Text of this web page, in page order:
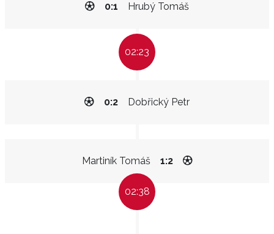
Hrubý Tomáš
0:1
02:23
Dobřický Petr
0:2
Martiník Tomáš 1:2
02:38